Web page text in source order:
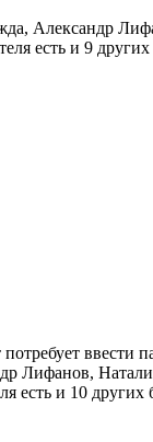
, Александр
есть и 9
ввести
Лифанов,
есть и 10 других